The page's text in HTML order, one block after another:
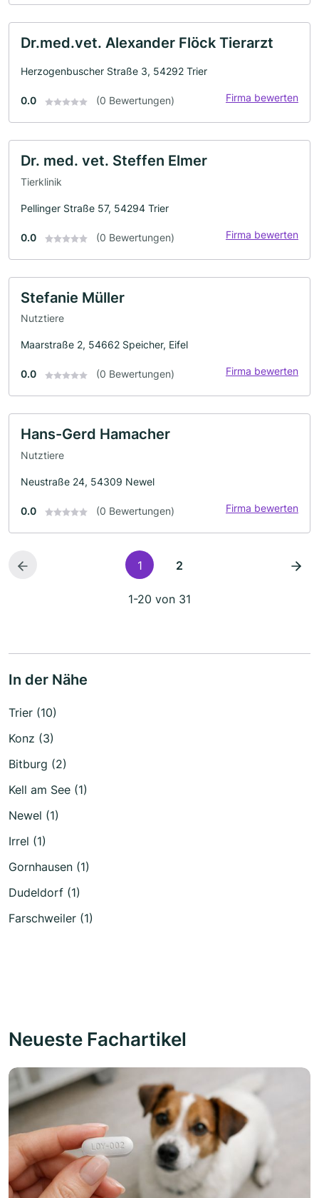
Dr.med.vet. Alexander Flöck Tierarzt
Herzogenbuscher Straße 3, 54292 Trier
0.0 (0 Bewertungen) Firma bewerten
Dr. med. vet. Steffen Elmer
Tierklinik
Pellinger Straße 57, 54294 Trier
0.0 (0 Bewertungen) Firma bewerten
Stefanie Müller
Nutztiere
Maarstraße 2, 54662 Speicher, Eifel
0.0 (0 Bewertungen) Firma bewerten
Hans-Gerd Hamacher
Nutztiere
Neustraße 24, 54309 Newel
0.0 (0 Bewertungen) Firma bewerten
1 2
1-20 von 31
In der Nähe
Trier (10)
Konz (3)
Bitburg (2)
Kell am See (1)
Newel (1)
Irrel (1)
Gornhausen (1)
Dudeldorf (1)
Farschweiler (1)
Neueste Fachartikel